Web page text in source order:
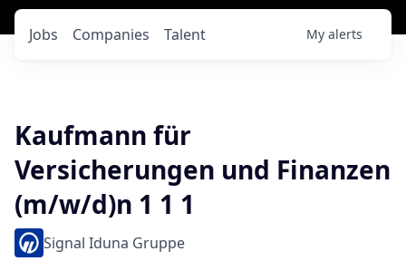
Jobs Companies Talent My alerts
Kaufmann für
Versicherungen und Finanzen
(m/w/d)n 1 1 1
Signal Iduna Gruppe